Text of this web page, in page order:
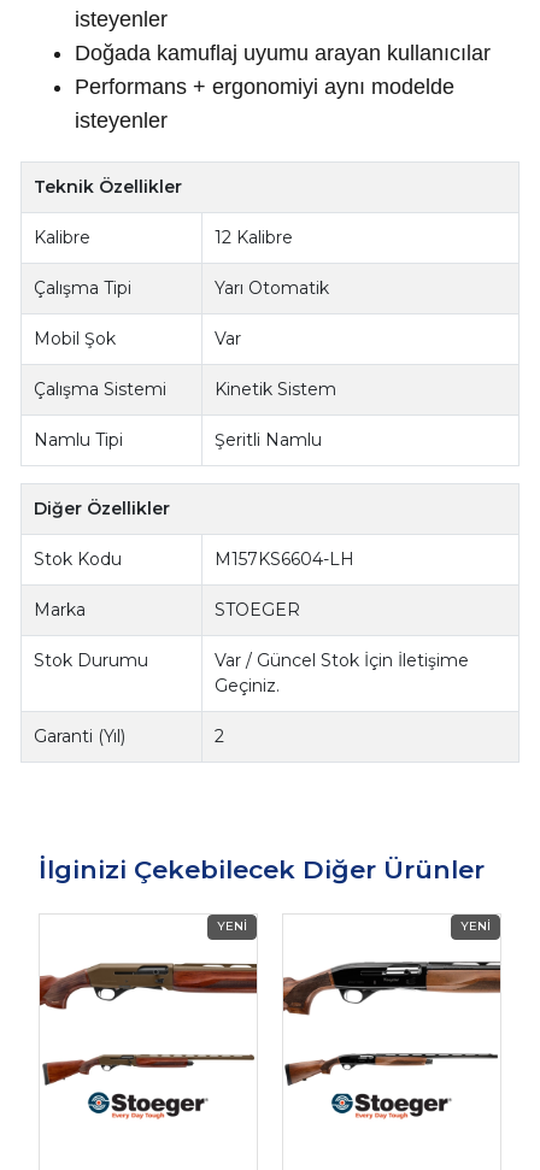
isteyenler
Doğada kamuflaj uyumu arayan kullanıcılar
Performans + ergonomiyi aynı modelde
isteyenler
Teknik Özellikler
Kalibre 12 Kalibre
Çalışma Tipi Yarı Otomatik
Mobil Şok Var
Çalışma Sistemi Kinetik Sistem
Namlu Tipi Şeritli Namlu
Diğer Özellikler
Stok Kodu M157KS6604-LH
Marka STOEGER
Stok Durumu
Var / Güncel Stok İçin İletişime
Geçiniz.
Garanti (Yıl) 2
İlginizi Çekebilecek Diğer Ürünler